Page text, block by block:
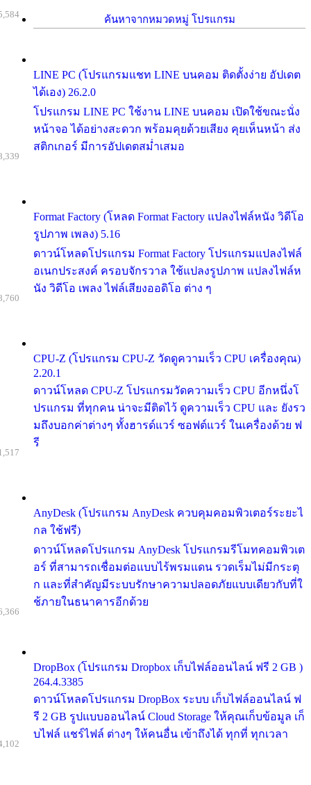
ค้นหาจากหมวดหมู่ โปรแกรม
LINE PC (โปรแกรมแชท LINE บนคอม ติดตั้งง่าย อัปเดต
ได้เอง) 26.2.0
โปรแกรม LINE PC ใช้งาน LINE บนคอม เปิดใช้ขณะนั่ง
หน้าจอ ได้อย่างสะดวก พร้อมคุยด้วยเสียง คุยเห็นหน้า ส่ง
สติกเกอร์ มีการอัปเดตสม่ำเสมอ
Format Factory (โหลด Format Factory แปลงไฟล์หนัง วิดีโอ
รูปภาพ เพลง) 5.16
ดาวน์โหลดโปรแกรม Format Factory โปรแกรมแปลงไฟล์
อเนกประสงค์ ครอบจักรวาล ใช้แปลงรูปภาพ แปลงไฟล์ห
นัง วิดีโอ เพลง ไฟล์เสียงออดิโอ ต่าง ๆ
CPU-Z (โปรแกรม CPU-Z วัดดูความเร็ว CPU เครื่องคุณ)
2.20.1
ดาวน์โหลด CPU-Z โปรแกรมวัดความเร็ว CPU อีกหนึ่งโ
ปรแกรม ที่ทุกคน น่าจะมีติดไว้ ดูความเร็ว CPU และ ยังรว
มถึงบอกค่าต่างๆ ทั้งฮารด์แวร์ ซอฟต์แวร์ ในเครื่องด้วย ฟ
รี
AnyDesk (โปรแกรม AnyDesk ควบคุมคอมพิวเตอร์ระยะไ
กล ใช้ฟรี)
ดาวน์โหลดโปรแกรม AnyDesk โปรแกรมรีโมทคอมพิวเต
อร์ ที่สามารถเชื่อมต่อแบบไร้พรมแดน รวดเร็มไม่มีกระตุ
ก และที่สำคัญมีระบบรักษาความปลอดภัยแบบเดียวกับที่ใ
ช้ภายในธนาคารอีกด้วย
DropBox (โปรแกรม Dropbox เก็บไฟล์ออนไลน์ ฟรี 2 GB )
264.4.3385
ดาวน์โหลดโปรแกรม DropBox ระบบ เก็บไฟล์ออนไลน์ ฟ
รี 2 GB รูปแบบออนไลน์ Cloud Storage ให้คุณเก็บข้อมูล เก็
บไฟล์ แชร์ไฟล์ ต่างๆ ให้คนอื่น เข้าถึงได้ ทุกที่ ทุกเวลา